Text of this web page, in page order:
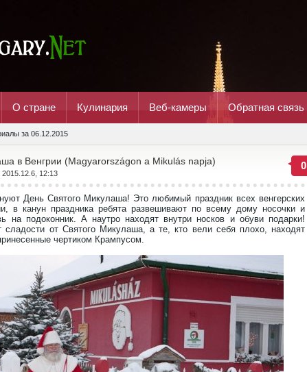
О стране Кулинария Веб-камеры Обратная связь
за 06.12.2015
0
в Венгрии (Magyarországon a Mikulás napja)
2015.12.6, 12:13
День Святого Микулаша! Это любимый праздник всех венгерских
в канун праздника ребята развешивают по всему дому носочки и
на подоконник. А наутро находят внутри носков и обуви подарки!
сладости от Святого Микулаша, а те, кто вели себя плохо, находят
чертиком Крампусом.